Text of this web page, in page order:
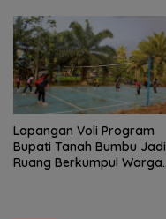
Lapangan Voli Program
Bupati Tanah Bumbu Jadi
Ruang Berkumpul Warga